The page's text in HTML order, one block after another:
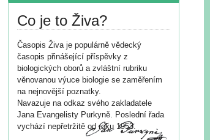
Co je to Živa?
Časopis Živa je populárně vědecký
časopis přinášející příspěvky z
biologických oborů a zvláštní rubriku
věnovanou výuce biologie se zaměřením
na nejnovější poznatky.
Navazuje na odkaz svého zakladatele
Jana Evangelisty Purkyně. Poslední řada
vychází nepřetržitě od roku 1953.